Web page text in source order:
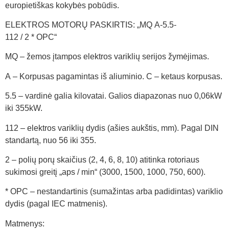
europietiškas kokybės pobūdis.
ELEKTROS MOTORŲ PASKIRTIS: „MQ A-5.5-
112 / 2 * OPC“
MQ – žemos įtampos elektros variklių serijos žymėjimas.
A – Korpusas pagamintas iš aliuminio. C – ketaus korpusas.
5.5 – vardinė galia kilovatai. Galios diapazonas nuo 0,06kW
iki 355kW.
112 – elektros variklių dydis (ašies aukštis, mm). Pagal DIN
standartą, nuo 56 iki 355.
2 – polių porų skaičius (2, 4, 6, 8, 10) atitinka rotoriaus
sukimosi greitį „aps / min“ (3000, 1500, 1000, 750, 600).
* OPC – nestandartinis (sumažintas arba padidintas) variklio
dydis (pagal IEC matmenis).
Matmenys: